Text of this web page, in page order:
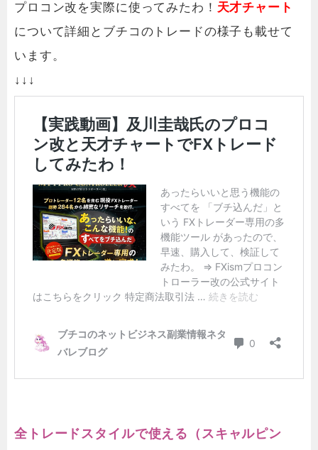
プロコン改を実際に使ってみたわ！ 天才チャート
について詳細とブチコのトレードの様子も載せて
います。
↓↓↓
全トレードスタイルで使える（スキャルピン